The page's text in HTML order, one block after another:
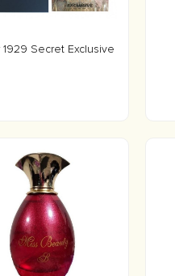
1929 Secret Exclusive